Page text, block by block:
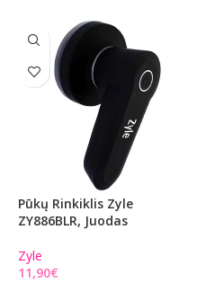
Pūkų Rinkiklis Zyle
ZY886BLR, Juodas
Zyle
€